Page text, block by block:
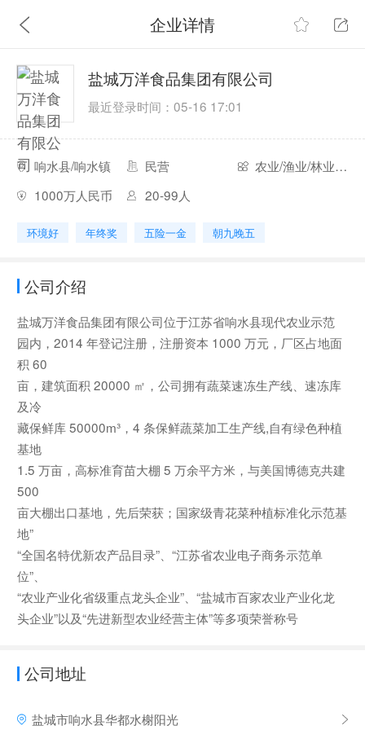
企业详情
盐城万洋食品集团有限公司
最近登录时间：05-16 17:01
响水县/响水镇 民营
农业/渔业/林业/牧业
1000万人民币
20-99人
环境好 年终奖 五险一金 朝九晚五
公司介绍
盐城万洋食品集团有限公司位于江苏省响水县现代农业示范
园内，2014 年登记注册，注册资本 1000 万元，厂区占地面
积 60
亩，建筑面积 20000 ㎡，公司拥有蔬菜速冻生产线、速冻库
及冷
藏保鲜库 50000m³，4 条保鲜蔬菜加工生产线,自有绿色种植
基地
1.5 万亩，高标准育苗大棚 5 万余平方米，与美国博德克共建
500
亩大棚出口基地，先后荣获；国家级青花菜种植标准化示范基
地”
“全国名特优新农产品目录”、“江苏省农业电子商务示范单
位”、
“农业产业化省级重点龙头企业”、“盐城市百家农业产业化龙
头企业”以及“先进新型农业经营主体”等多项荣誉称号
公司地址
盐城市响水县华都水榭阳光